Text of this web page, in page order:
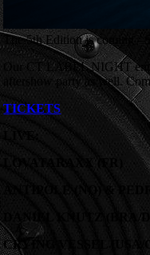
The 5th Edition is coming
Our CT LABEL NIGHT
aftershow party as well.
TICKETS
LIVE:
LOVATARAXX (FR)
ANTIPOLE (NO) &
DANIEL KNUTZ (BRA/
CRYING VESSEL (USA/